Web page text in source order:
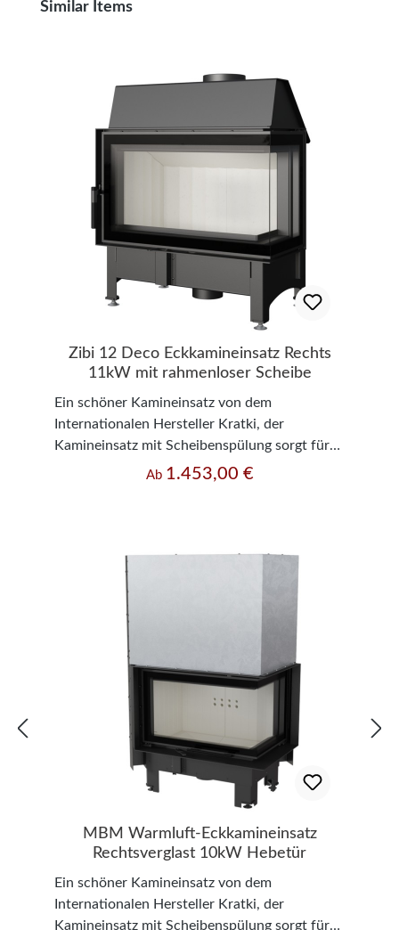
Durchmesser 100 mm; 125 mm; 150 mm
Produktgalerie überspringen
Similar Items
Zibi 12 Deco Eckkamineinsatz Rechts
11kW mit rahmenloser Scheibe
Ein schöner Kamineinsatz von dem
Internationalen Hersteller Kratki, der
Kamineinsatz mit Scheibenspülung sorgt für
eine langanhaltende freie Sicht auf das Feuer.
der Innenraum noch größer. Vorteile: Der
Kaminkorpus und die Vorderseite bestehen
aus 4 mm dicken Stahlblechen und
ermöglichen somit den Betrieb bei hohen
Temperaturen Die Stahlelemente sind mit
Laser Technologie geschnitten worden und
dann auf einer CNC-Biegemaschinen
bearbeitet Der Kamineinsatz wurde mit
Edelgas geschweißt was eine gute Qualität der
Schweißnähte bietet Die Glasscheibe ist bis zu
800°C Hitzebeständig Untergestell mit
verstellbaren Füßen Regelbare Luftzufuhr von
Primärluft (Ascherost) und Sekundärluft
(Scheibenspülung) Technische Daten: Modell:
Kratki Zibi 12 Warmluft-Eckkamineinsatz
Nennwärmeleistung: 11 kW
Regulärer Preis:
Ab 1.453,00 €
MBM Warmluft-Eckkamineinsatz
Rechtsverglast 10kW Hebetür
Ein schöner Kamineinsatz von dem
Internationalen Hersteller Kratki, der
Kamineinsatz mit Scheibenspülung sorgt für